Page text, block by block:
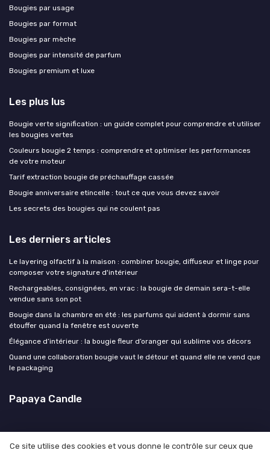
Bougies par usage
Bougies par format
Bougies par mèche
Bougies par intensité de parfum
Bougies premium et luxe
Les plus lus
Bougie verte signification : un guide complet pour comprendre et utiliser
les bougies vertes
Couleurs bougie 2 temps : comprendre et optimiser les performances
de votre moteur
Tarif extraction bougie de préchauffage cassée
Bougie anniversaire etincelle : tout ce que vous devez savoir
Les secrets des bougies qui ne coulent pas
Les derniers articles
Le layering olfactif à la maison : combiner bougie, diffuseur et linge pour
composer votre signature d'intérieur
Rechargeables, consignées, en vrac : la bougie de demain sera-t-elle
vendue sans son pot
Bougie dans la chambre en été : les parfums qui aident à dormir sans
étouffer quand la fenêtre est ouverte
Élégance d’intérieur : la bougie fleur d’oranger qui sublime vos décors
Quand une collaboration bougie vaut le détour et quand elle ne vend que
le packaging
Papaya Candle
Ce site utilise des cookies et vous donne le contrôle sur ceux que